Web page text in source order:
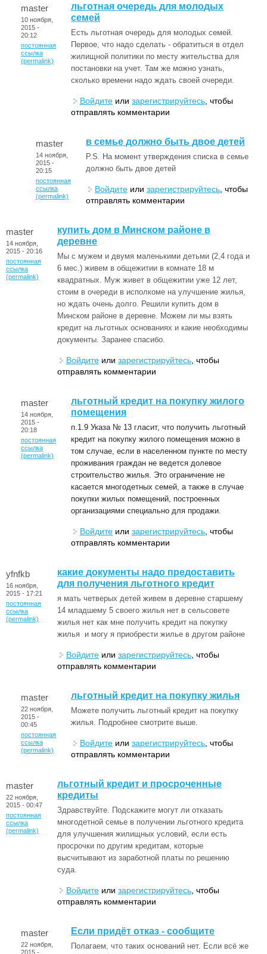
master
10 ноября,
2015 -
20:12
постоянная
ссылка
(permalink)
льготная очередь для молодых
семей
Есть льготная очередь для молодых семей.
Первое, что надо сделать - обратиться в отдел
жилищной политики по месту жительства для
постановки на учет. Там же можно узнать,
сколько времени надо ждать своей очереди.
Войдите или зарегистрируйтесь , чтобы
отправлять комментарии
master
14 ноября,
2015 -
20:15
постоянная
ссылка
(permalink)
в семье должно быть двое детей
P.S. На момент утверждения списка в семье
должно быть двое детей
Войдите или зарегистрируйтесь , чтобы
отправлять комментарии
master
14 ноября,
2015 - 20:16
постоянная
ссылка
(permalink)
купить дом в Минском районе в
деревне
Мы с мужем и двумя маленькими детьми (2,4 года и
6 мес.) живем в общежитии в комнате 18 м
квадратных. Муж живет в общежитии уже 12 лет,
стоим в очереди в исполкоме на улучшение жилья,
но ждать очень долго. Решили купить дом в
Минском районе в деревне. Можем ли мы взять
кредит на льготных основаниях и какие необходимы
документы. Заранее спасибо.
Войдите или зарегистрируйтесь , чтобы
отправлять комментарии
master
14 ноября,
2015 -
20:18
постоянная
ссылка
(permalink)
льготный кредит на покупку жилого
помещения
п.1.9 Указа № 13 гласит, что получить льготный
кредит на покупку жилого помещения можно в
том случае, если в населенном пункте по месту
проживания граждан не ведется долевое
строительство жилья. Это ограничение не
касается многодетных семей, а также в случае
покупки жилых помещений, построенных
организациями специально для продажи.
Войдите или зарегистрируйтесь , чтобы
отправлять комментарии
yfnfkb
16 ноября,
2015 - 17:21
постоянная
ссылка
(permalink)
какие документы надо предоставить
для получения льготного кредит
я мать четверых детей живем в деревне старшему
14 младшему 5 своего жилья нет в сельсовете
жилья нет как мне получить кредит на покупку
жилья и могу я приобрести жилье в другом районе
Войдите или зарегистрируйтесь , чтобы
отправлять комментарии
master
22 ноября,
2015 -
00:45
постоянная
ссылка
(permalink)
льготный кредит на покупку жилья
Можете получить льготный кредит на покупку
жилья. Подробнее смотрите выше.
Войдите или зарегистрируйтесь , чтобы
отправлять комментарии
master
22 ноября,
2015 - 00:47
постоянная
ссылка
(permalink)
льготный кредит и просроченные
кредиты
Здравствуйте. Подскажите могут ли отказать
многодетной семье в получении льготного кредита
для улучшения жилищных условий, если есть
просрочки по другим кредитам, которые
высчитывают из заработной платы по решению
суда.
Войдите или зарегистрируйтесь , чтобы
отправлять комментарии
master
22 ноября,
2015 -
Если придёт отказ - сообщите
Полагаем, что таких оснований нет. Если всё же